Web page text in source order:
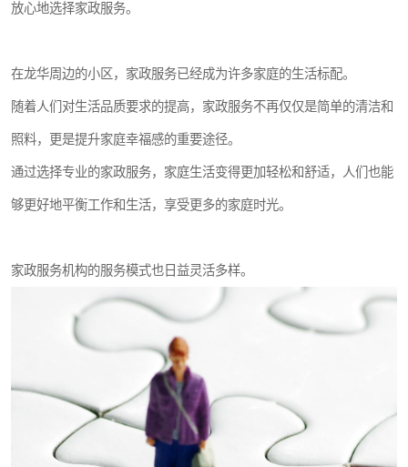
放心地选择家政服务。
在龙华周边的小区，家政服务已经成为许多家庭的生活标配。
随着人们对生活品质要求的提高，家政服务不再仅仅是简单的清洁和
照料，更是提升家庭幸福感的重要途径。
通过选择专业的家政服务，家庭生活变得更加轻松和舒适，人们也能
够更好地平衡工作和生活，享受更多的家庭时光。
家政服务机构的服务模式也日益灵活多样。